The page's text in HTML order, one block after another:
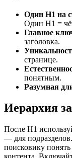
Один H1 на
Один H1 =
Главное
заголовка.
странице.
понятным.
Разумная
Иерархия
После H1
— для
поисковику